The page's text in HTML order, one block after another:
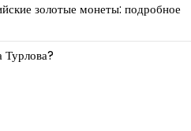
золотые монеты: подробное